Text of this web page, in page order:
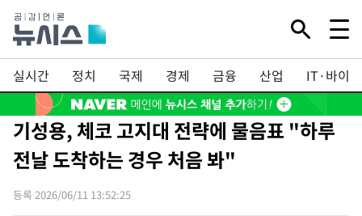
실시간 정치 국제 경제 금융 산업 IT·바이오
기성용, 체코 고지대 전략에 물음표 "하루
전날 도착하는 경우 처음 봐"
등록 2026/06/11 13:52:25